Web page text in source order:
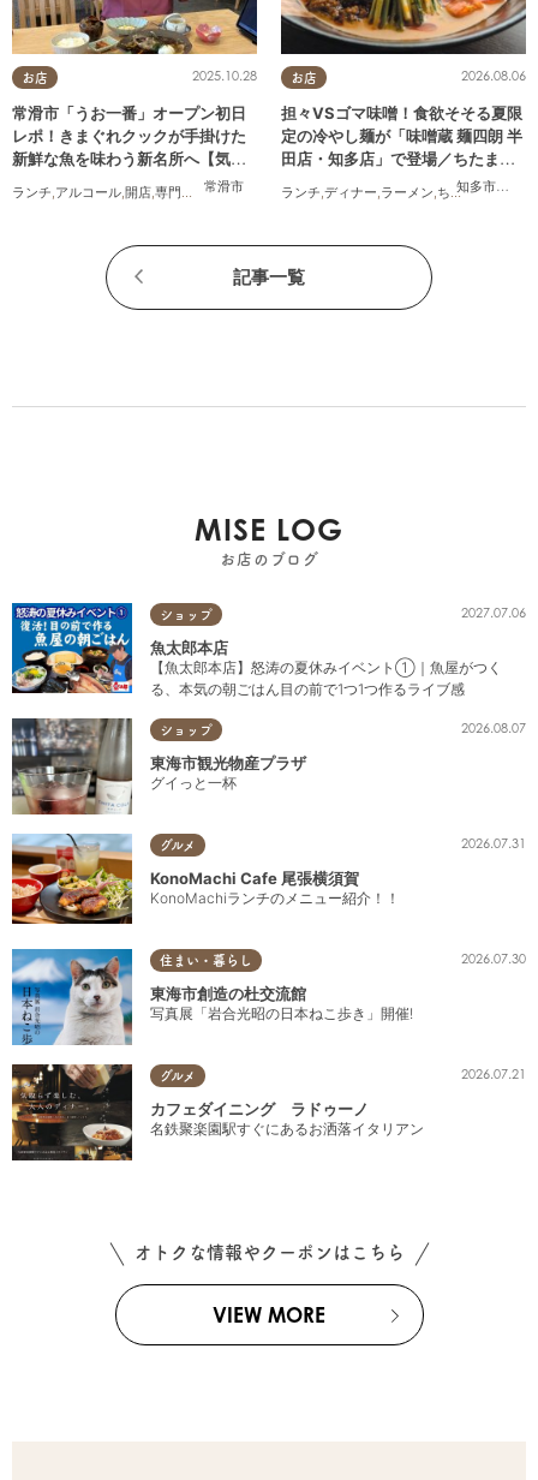
お店
常滑市
2025.10.28
常滑市「うお一番」オープン初日
レポ！きまぐれクックが手掛けた
新鮮な魚を味わう新名所へ【気に
なるリサーチ#31】
ランチ,アルコール,開店,専門店 気になるリサーチ,家族,おひとりさま
お店
知多市半田
2026.08.06
担々VSゴマ味噌！食欲そそる夏限
定の冷やし麺が「味噌蔵 麺四朗 半
田店・知多店」で登場／ちたまる
ランチ,ディナー,ラーメン,ちたまる広告
記事一覧
MISE LOG
お店のブログ
ショップ 2027.07.06
魚太郎本店
【魚太郎本店】怒涛の夏休みイベント①｜魚屋がつく
る、本気の朝ごはん目の前で1つ1つ作るライブ感
ショップ 2026.08.07
東海市観光物産プラザ
グイっと一杯
グルメ 2026.07.31
KonoMachi Cafe 尾張横須賀
KonoMachiランチのメニュー紹介！！
住まい・暮らし 2026.07.30
東海市創造の杜交流館
写真展「岩合光昭の日本ねこ歩き」開催!
グルメ 2026.07.21
カフェダイニング ラドゥーノ
名鉄聚楽園駅すぐにあるお洒落イタリアン
オトクな情報やクーポンはこちら
VIEW MORE